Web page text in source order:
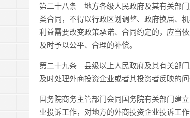
第二十八条 地方各级人民政府及其有关部
类合同，不得以行政区划调整、政府换届、
利益需要改变政策承诺、合同约定的，应当
及时予以公平、合理的补偿。
第二十九条 县级以上人民政府及其有关部门
及时处理外商投资企业或者其投资者反映的
国务院商务主管部门会同国务院有关部门建
业投诉工作，对地方的外商投资企业投诉工